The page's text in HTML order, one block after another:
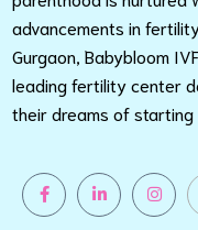
advancements in
Gurgaon, Babybloom
leading fertility center
their dreams of starting